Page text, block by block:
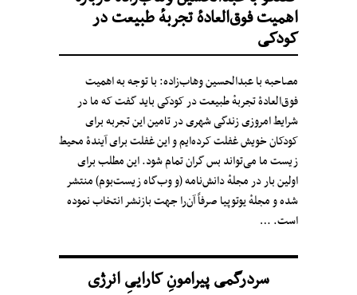
اهمیت فوق‌العادهٔ تجربهٔ طبیعت در
کودکی
مصاحبه با عبدالحسین وهاب‌زاده: با توجه به اهمیت
فوق‌العادهٔ تجربهٔ طبیعت در کودکی باید گفت که ما در
شرایط امروزی زندگی شهری در تامین این تجربه برای
کودکان خویش غفلت کرده‌ایم و این غفلت برای آیندهٔ محیط
زیست ما می‌تواند بس گران تمام شود. این مطلب برای
اولین بار در مجلهٔ دانش‌نامه (و وب‌گاه زیست‌بوم) منتشر
شده و مجلهٔ یوتوپیا صرفاً آن‌را جهت بازنشر انتخاب نموده
است. …
سردرگمی پیرامونِ کاراییِ انرژی